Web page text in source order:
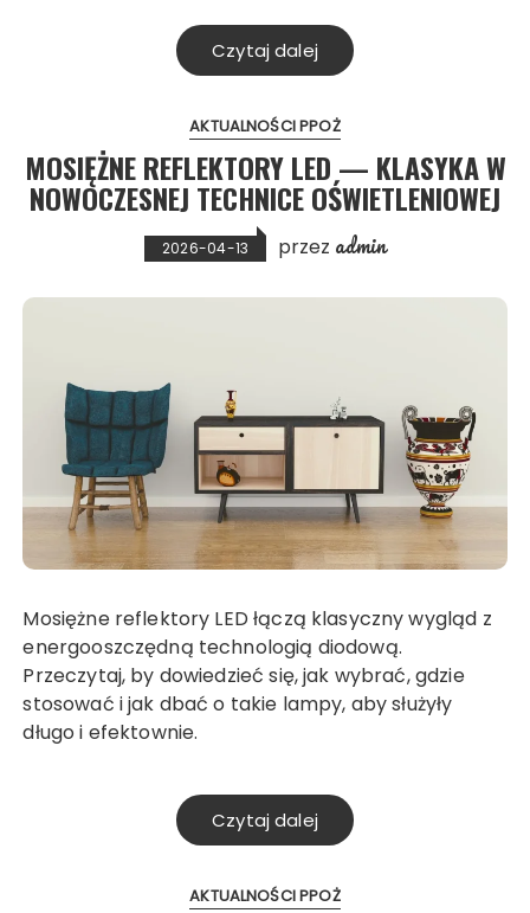
Czytaj dalej
AKTUALNOŚCI PPOŻ
MOSIĘŻNE REFLEKTORY LED — KLASYKA W
NOWOCZESNEJ TECHNICE OŚWIETLENIOWEJ
2026-04-13 przez admin
Mosiężne reflektory LED łączą klasyczny wygląd z
energooszczędną technologią diodową.
Przeczytaj, by dowiedzieć się, jak wybrać, gdzie
stosować i jak dbać o takie lampy, aby służyły
długo i efektownie.
Czytaj dalej
AKTUALNOŚCI PPOŻ